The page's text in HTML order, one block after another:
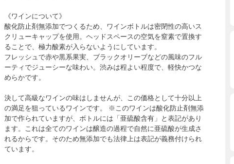
《ワインについて》
酸化防止剤無添加でつくるため、ワインボトルは密閉性の高いス
クリューキャップを使用。ヘッドスペースの空気を窒素で置換す
ることで、極力酸素が入らないようにしています。
フレッシュで赤や黒系果実、ブラックオリーブなどの風味のフル
ーティでジューシーな味わい。渋みは程よい程度で、軽快かつな
めらかです。
決して高級なワインの味はしませんが、この価格として十分以上
の満足を狙っているワインです。 ※このワインは酸化防止剤無添
加で作られていますが、ボトルには「亜硫酸含有」と表記があり
ます。これは全てのワインは醸造の過程で自然に亜硫酸が生成さ
れるからです。そのため無添加でも法律上は表記が義務付けられ
ています。